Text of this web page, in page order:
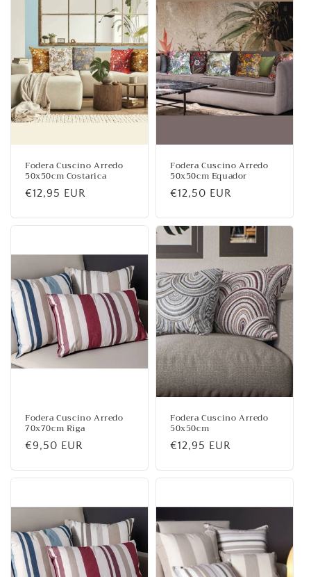
Fodera Cuscino Arredo
50x50cm Costarica
Prezzo
€12,95 EUR
Fodera Cuscino Arredo
50x50cm Equador
Prezzo
listino
€12,50 EUR
Fodera Cuscino Arredo
70x70cm Riga
Prezzo
€9,50 EUR
Fodera Cuscino Arredo
50x50cm
Prezzo
€12,95 EUR